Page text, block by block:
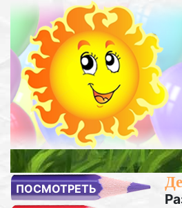
ПОСМОТРЕТЬ